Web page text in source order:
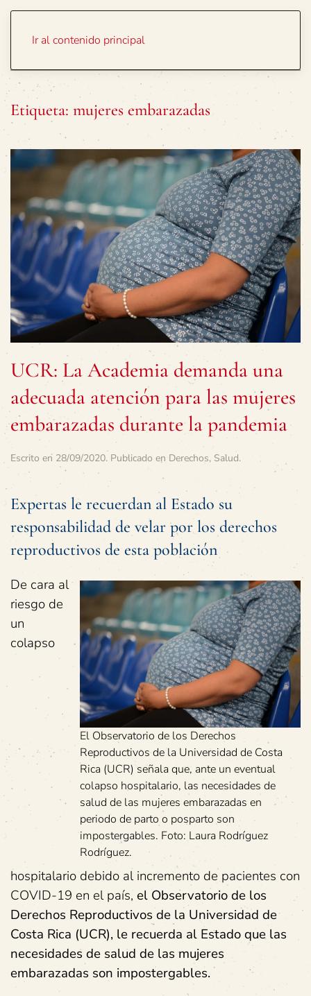
Ir al contenido principal
Etiqueta: mujeres embarazadas
UCR: La Academia demanda una
adecuada atención para las mujeres
embarazadas durante la pandemia
Escrito en 28/09/2020. Publicado en Derechos, Salud.
Expertas le recuerdan al Estado su
responsabilidad de velar por los derechos
reproductivos de esta población
El Observatorio de los Derechos
Reproductivos de la Universidad de Costa
Rica (UCR) señala que, ante un eventual
colapso hospitalario, las necesidades de
salud de las mujeres embarazadas en
periodo de parto o posparto son
impostergables. Foto: Laura Rodríguez
Rodríguez.
De cara al
riesgo de
un
colapso
hospitalario debido al incremento de pacientes con
COVID-19 en el país, el Observatorio de los
Derechos Reproductivos de la Universidad de
Costa Rica (UCR), le recuerda al Estado que las
necesidades de salud de las mujeres
embarazadas son impostergables.